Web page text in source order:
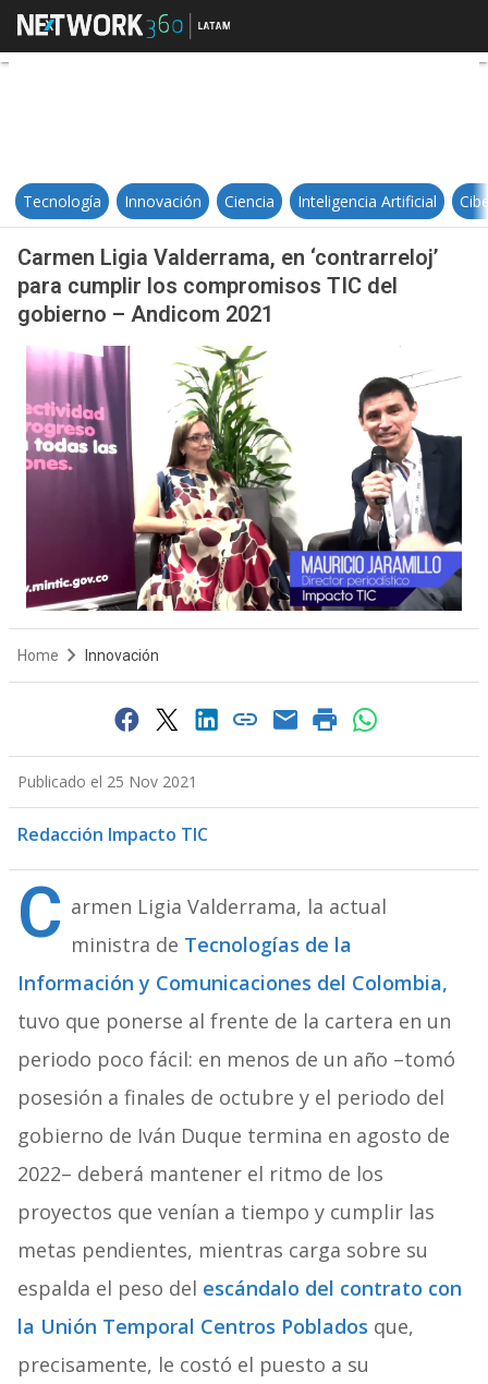
Carmen Ligia Valderrama, en
Tecnología Innovación Ciencia Inteligencia Artificial
Carmen Ligia Valderrama, en ‘contrarreloj’
para cumplir los compromisos TIC del
gobierno – Andicom 2021
Home Innovación
Publicado el 25 Nov 2021
Redacción Impacto TIC
C armen Ligia Valderrama, la actual
ministra de Tecnologías de la
Información y Comunicaciones del Colombia,
tuvo que ponerse al frente de la cartera en un
periodo poco fácil: en menos de un año –tomó
posesión a finales de octubre y el periodo del
gobierno de Iván Duque termina en agosto de
2022– deberá mantener el ritmo de los
proyectos que venían a tiempo y cumplir las
metas pendientes, mientras carga sobre su
espalda el peso del escándalo del contrato con
la Unión Temporal Centros Poblados que,
precisamente, le costó el puesto a su